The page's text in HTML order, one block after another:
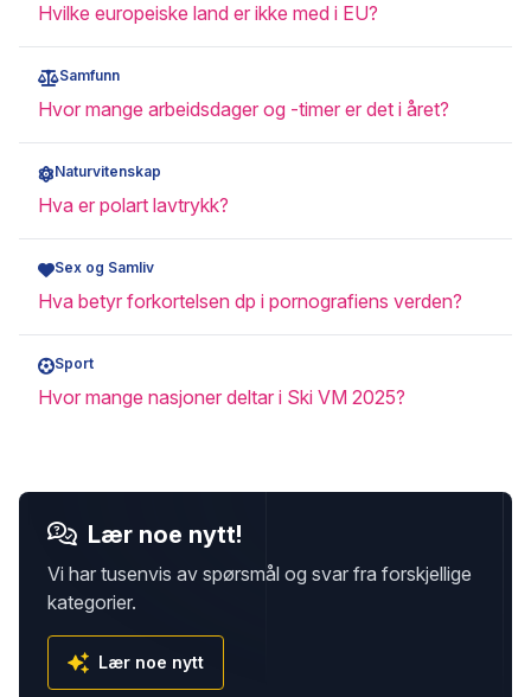
Hvilke europeiske land er ikke med i EU?
Samfunn
Hvor mange arbeidsdager og -timer er det i året?
Naturvitenskap
Hva er polart lavtrykk?
Sex og Samliv
Hva betyr forkortelsen dp i pornografiens verden?
Sport
Hvor mange nasjoner deltar i Ski VM 2025?
Lær noe nytt!
Vi har tusenvis av spørsmål og svar fra forskjellige
kategorier.
Lær noe nytt